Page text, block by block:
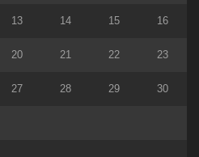
13 14 15 16
20 21 22 23
27 28 29 30